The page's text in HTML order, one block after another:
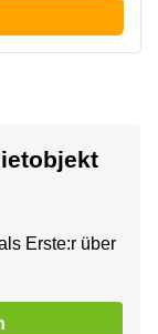
Erste:r über